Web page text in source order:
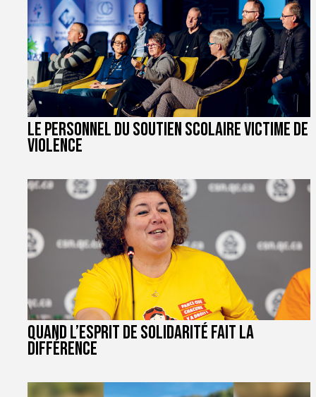
Le personnel du soutien scolaire victime de
violence
Quand l’esprit de solidarité fait la
différence